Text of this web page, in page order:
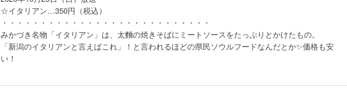
☆イタリアン…350円（税込）
・・・・・・・・・・・・・・・・・・・・・・・・・・・
みかづき名物「イタリアン」は、太麵の焼きそばにミートソースをたっぷりとかけたもの。
「新潟のイタリアンと言えばこれ」！と言われるほどの県民ソウルフードなんだとか✨価格も安
い！